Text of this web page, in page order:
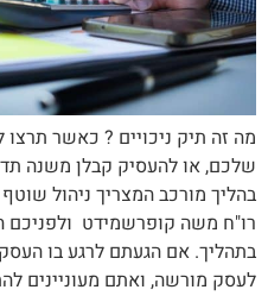
מה זה תיק ניכויים ? כאשר
שלכם, או להעסיק קבלן משנה
בהליך מורכב המצריך ניהול
רו"ח משה קופרשמידט ולפניכם
בתהליך. אם הגעתם לרגע בו
לעסק מורשה, ואתם מעוניינים